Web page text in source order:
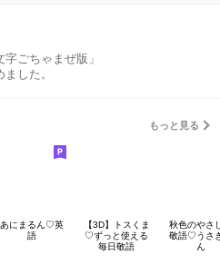
ごちゃまぜ版」
した。
もっと見る
あにまるん♡英
語
【3D】トスくま
♡ずっと使える
毎日敬語
秋色のやさ
敬語♡うさ
ん